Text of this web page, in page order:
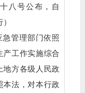
八号公布，自
管理部门依照
产工作实施综合
地方各级人民政
本法，对本行政